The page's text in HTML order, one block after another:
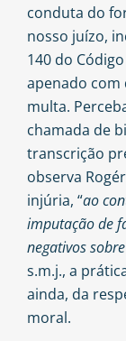
conduta do
nosso juízo,
140 do
apenado com
multa.
chamada de
transcrição
observa
injúria, “ao
imputação de
negativos
s.m.j., a
ainda, da
moral.